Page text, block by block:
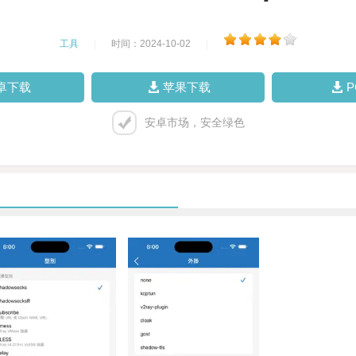
工具 时间：2024-10-02
下载 苹果下载
安卓市场，安全绿色